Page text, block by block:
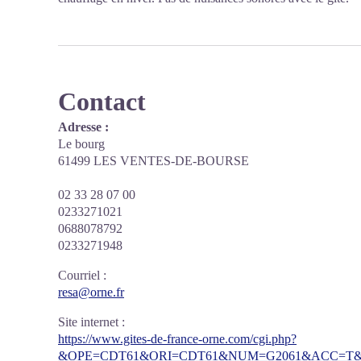
Contact
Adresse :
Le bourg
61499 LES VENTES-DE-BOURSE
02 33 28 07 00
0233271021
0688078792
0233271948
Courriel :
resa@orne.fr
Site internet :
https://www.gites-de-france-orne.com/cgi.php?